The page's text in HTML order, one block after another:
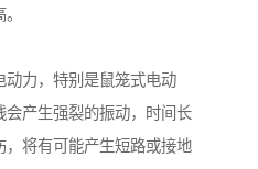
动力，特别是鼠笼式电动
产生强裂的振动，时间长
，将有可能产生短路或接地